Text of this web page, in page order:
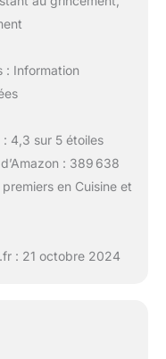
: Information
4,3 sur 5 étoiles
: 389 638
en Cuisine et
: 21 octobre 2024